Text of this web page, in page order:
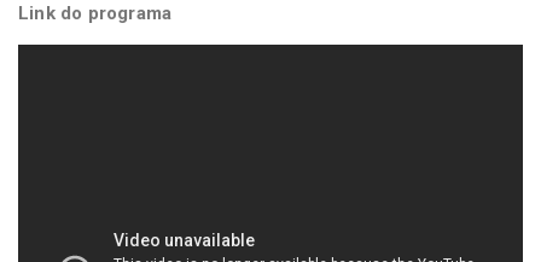
Link do programa